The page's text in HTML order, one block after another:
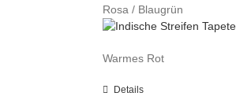
Rosa / Blaugrün
Warmes Rot
Details